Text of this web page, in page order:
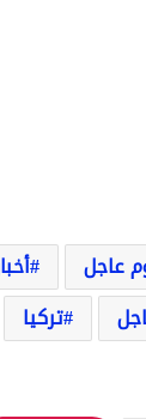
عاجل
تركيا